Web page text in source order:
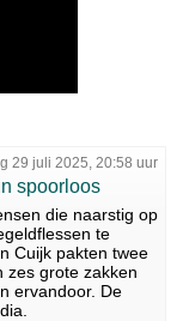
29 juli 2025, 20:58 uur
spoorloos
die naarstig op
te
Cuijk pakten twee
zes grote zakken
ervandoor. De